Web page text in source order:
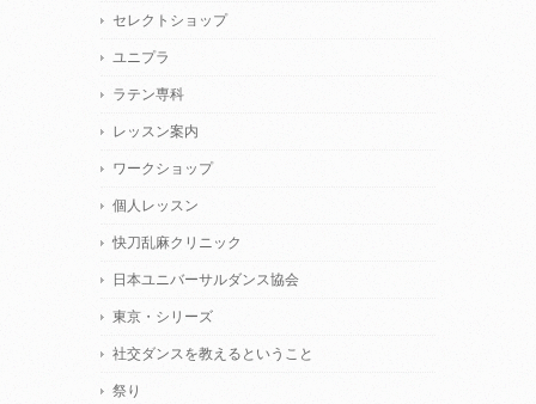
セレクトショップ
ユニプラ
ラテン専科
レッスン案内
ワークショップ
個人レッスン
快刀乱麻クリニック
日本ユニバーサルダンス協会
東京・シリーズ
社交ダンスを教えるということ
祭り